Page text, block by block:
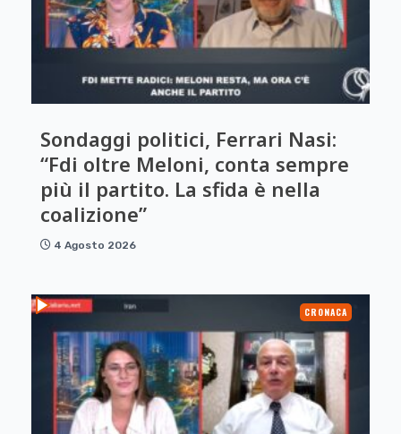
Sondaggi politici, Ferrari Nasi:
“Fdi oltre Meloni, conta sempre
più il partito. La sfida è nella
coalizione”
4 Agosto 2026
CRONACA